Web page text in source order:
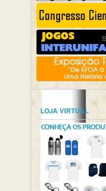
LOJA VIRTUAL